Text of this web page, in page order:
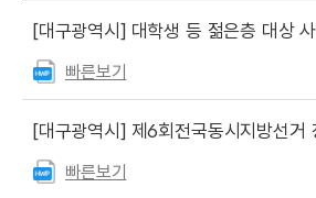
[대구광역시] 대학생 등 젊은층 대상 사전투표
빠른보기
[대구광역시] 제6회전국동시지방선거 장애인 선
빠른보기